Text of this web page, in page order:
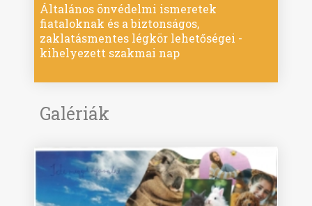
Általános önvédelmi ismeretek
fiataloknak és a biztonságos,
zaklatásmentes légkör lehetőségei -
kihelyezett szakmai nap
Galériák